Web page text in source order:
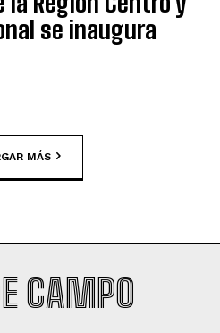
se inaugura
MÁS
CAMPO